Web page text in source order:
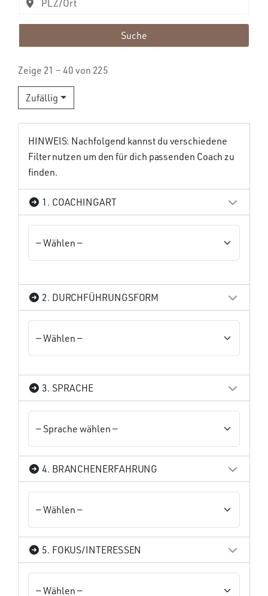
Suche
Zeige 21 – 40 von 225
Zufällig
HINWEIS: Nachfolgend kannst du verschiedene
Filter nutzen um den für dich passenden Coach zu
finden.
1. COACHINGART
2. DURCHFÜHRUNGSFORM
3. SPRACHE
4. BRANCHENERFAHRUNG
5. FOKUS/INTERESSEN